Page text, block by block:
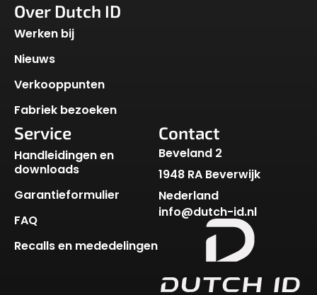
Over Dutch ID
Werken bij
Nieuws
Verkooppunten
Fabriek bezoeken
Service
Handleidingen en
downloads
Garantieformulier
FAQ
Recalls en mededelingen
Contact
Beveland 2
1948 RA Beverwijk
Nederland
info@dutch-id.nl